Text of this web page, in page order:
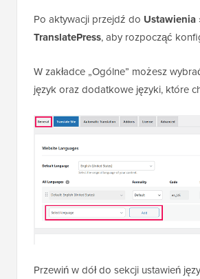
Po aktywacji przejdź do Ustawienia
TranslatePress, aby rozpocząć
W zakładce „Ogólne” możesz
język oraz dodatkowe języki, które
Przewiń w dół do sekcji ustawień